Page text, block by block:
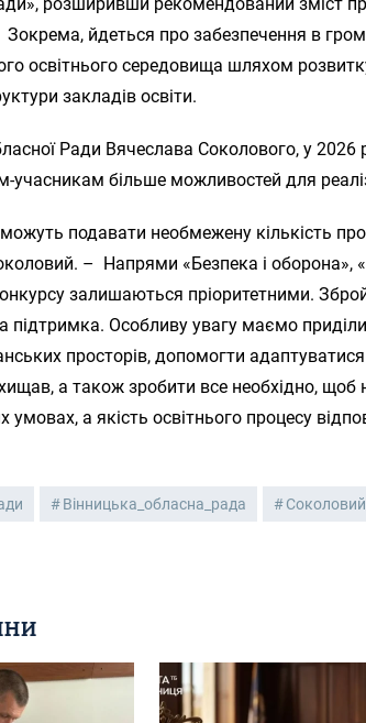
розширивши рекомендований зміст
йдеться про забезпечення в
освітнього середовища шляхом
закладів освіти.
Ради Вячеслава Соколового, у 2026
більше можливостей для
подавати необмежену кількість
– Напрями «Безпека і оборона»,
залишаються пріоритетними.
підтримка. Особливу увагу маємо
просторів, допомогти
а також зробити все необхідно, щоб
умовах, а якість освітнього процесу
Вінницька_обласна_рада